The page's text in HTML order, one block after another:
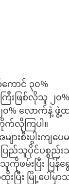
ောင် ၃၀%
ြီးဖြစ်လိုသူ ၂၀%
လောက်နဲ့ ဖွဲ့ထ
လိုကြပါ။
ားစီးပွါးကျ
ြည်သူပိုင်ပစ္စည်
ကိုဖမ်းပြီး ပြ
ြီး မြို့ပေါ်မှ